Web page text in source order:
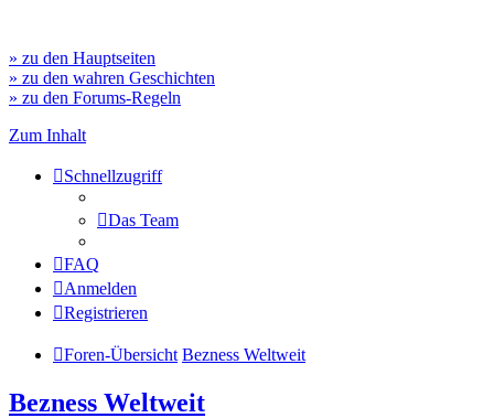
» zu den Hauptseiten
» zu den wahren Geschichten
» zu den Forums-Regeln
Zum Inhalt
Schnellzugriff
Das Team
FAQ
Anmelden
Registrieren
Foren-Übersicht Bezness Weltweit
Bezness Weltweit